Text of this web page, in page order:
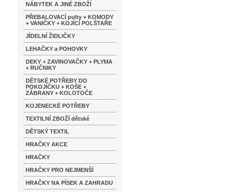
NÁBYTEK A JINÉ ZBOŽÍ
PŘEBALOVACÍ pulty + KOMODY
+ VANIČKY + KOJÍCÍ POLŠTAŘE
JÍDELNÍ ŽIDLIČKY
LEHAČKY a POHOVKY
DEKY + ZAVINOVAČKY + PLYMA
+ RUČNIKY
DĚTSKÉ POTŘEBY DO
POKOJÍČKU + KOŠE +
ZÁBRANY + KOLOTOČE
KOJENECKÉ POTŘEBY
TEXTILNÍ ZBOŽÍ dětské
DĚTSKÝ TEXTIL
HRAČKY AKCE
HRAČKY
HRAČKY PRO NEJMENŠÍ
HRAČKY NA PÍSEK A ZAHRADU